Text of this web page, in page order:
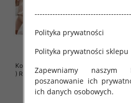
Komplet damskie (Polska produkt
) Roz Standard, Mix Kolor Paczka
5 szt
42.00 zł
Polityka prywatności
Polityka prywatności sklepu
Zapewniamy naszym
poszanowanie ich
ich danych osobowych.